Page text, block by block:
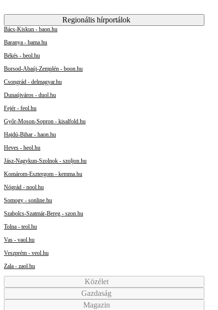
Regionális hírportálok
Bács-Kiskun - baon.hu
Baranya - bama.hu
Békés - beol.hu
Borsod-Abaúj-Zemplén - boon.hu
Csongrád - delmagyar.hu
Dunaújváros - duol.hu
Fejér - feol.hu
Győr-Moson-Sopron - kisalfold.hu
Hajdú-Bihar - haon.hu
Heves - heol.hu
Jász-Nagykun-Szolnok - szoljon.hu
Komárom-Esztergom - kemma.hu
Nógrád - nool.hu
Somogy - sonline.hu
Szabolcs-Szatmár-Bereg - szon.hu
Tolna - teol.hu
Vas - vaol.hu
Veszprém - veol.hu
Zala - zaol.hu
Közélet
Gazdaság
Magazin